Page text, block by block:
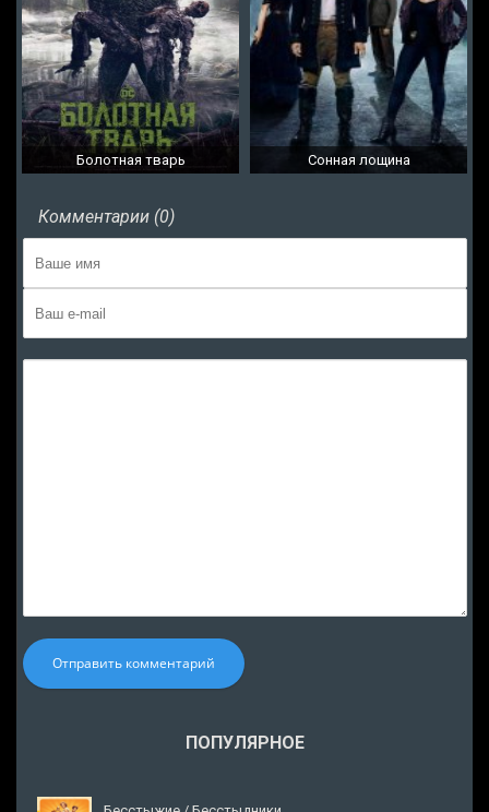
Болотная тварь Сонная лощина
Комментарии (0)
Отправить комментарий
ПОПУЛЯРНОЕ